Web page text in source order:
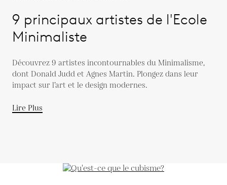
9 principaux artistes de l'Ecole
Minimaliste
Découvrez 9 artistes incontournables du Minimalisme,
dont Donald Judd et Agnes Martin. Plongez dans leur
impact sur l’art et le design modernes.
Lire Plus